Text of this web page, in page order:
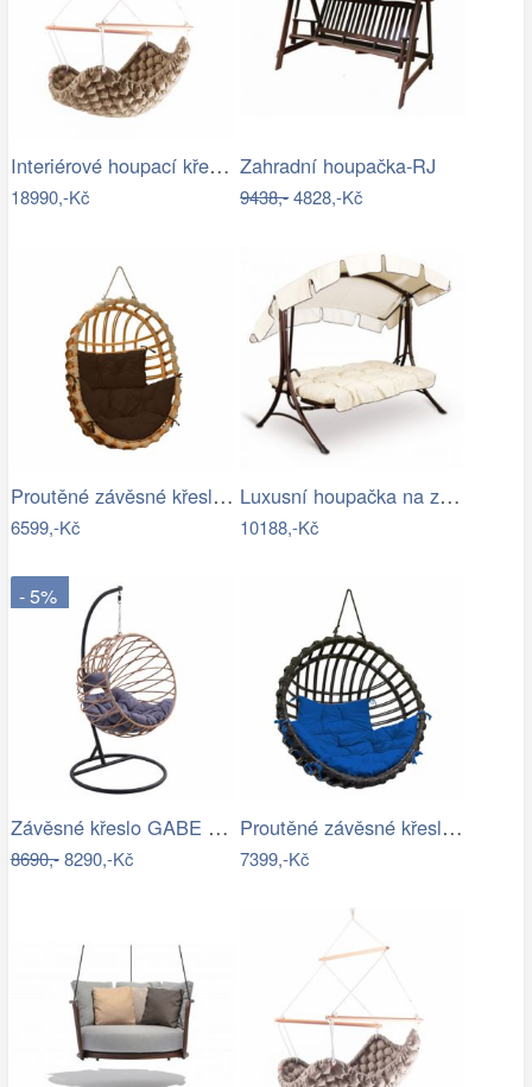
Interiérové houpací křeslo Swingy In…
18990,-Kč
Zahradní houpačka-RJ
9438,-4828,-Kč
Proutěné závěsné křeslo Lena, přírodní…
6599,-Kč
Luxusní houpačka na zahradu - VGD
10188,-Kč
- 5%
Závěsné křeslo GABE Tempo Kondela
8690,-8290,-Kč
Proutěné závěsné křeslo Elis, hnědý rám…
7399,-Kč